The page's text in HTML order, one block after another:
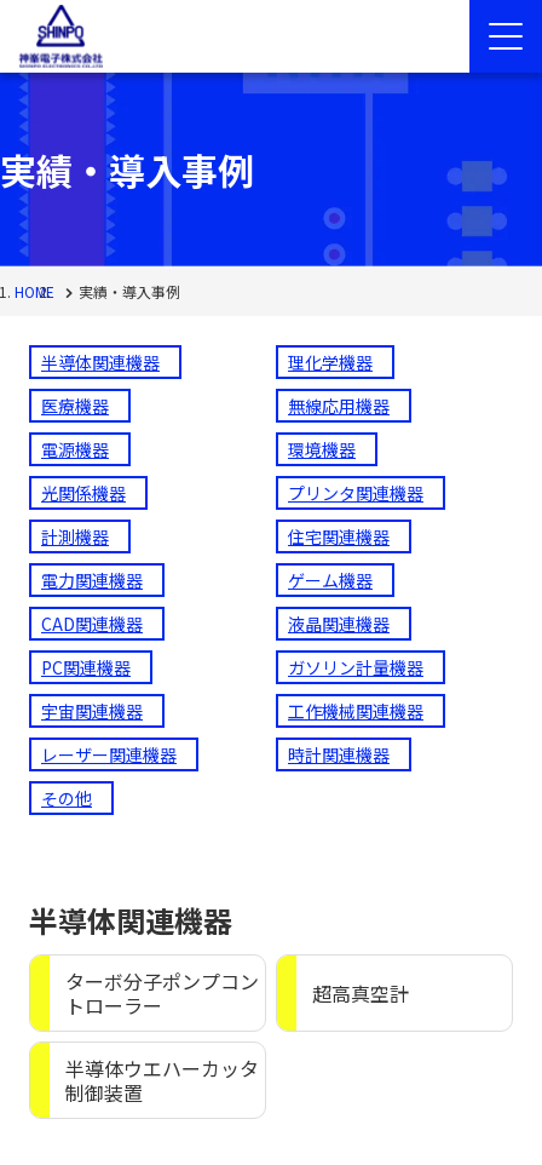
実績・導入事例
HOME 実績・導入事例
半導体関連機器
理化学機器
医療機器
無線応用機器
電源機器
環境機器
光関係機器
プリンタ関連機器
計測機器
住宅関連機器
電力関連機器
ゲーム機器
CAD関連機器
液晶関連機器
PC関連機器
ガソリン計量機器
宇宙関連機器
工作機械関連機器
レーザー関連機器
時計関連機器
その他
半導体関連機器
ターボ分子ポンプコン
トローラー
超高真空計
半導体ウエハーカッタ
制御装置